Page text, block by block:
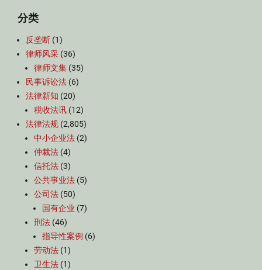
分类
反垄断 (1)
律师风采 (36)
律师文集 (35)
民事诉讼法 (6)
法律新知 (20)
税收法讯 (12)
法律法规 (2,805)
中小企业法 (2)
仲裁法 (4)
信托法 (3)
公共事业法 (5)
公司法 (50)
国有企业 (7)
刑法 (46)
指导性案例 (6)
劳动法 (1)
卫生法 (1)